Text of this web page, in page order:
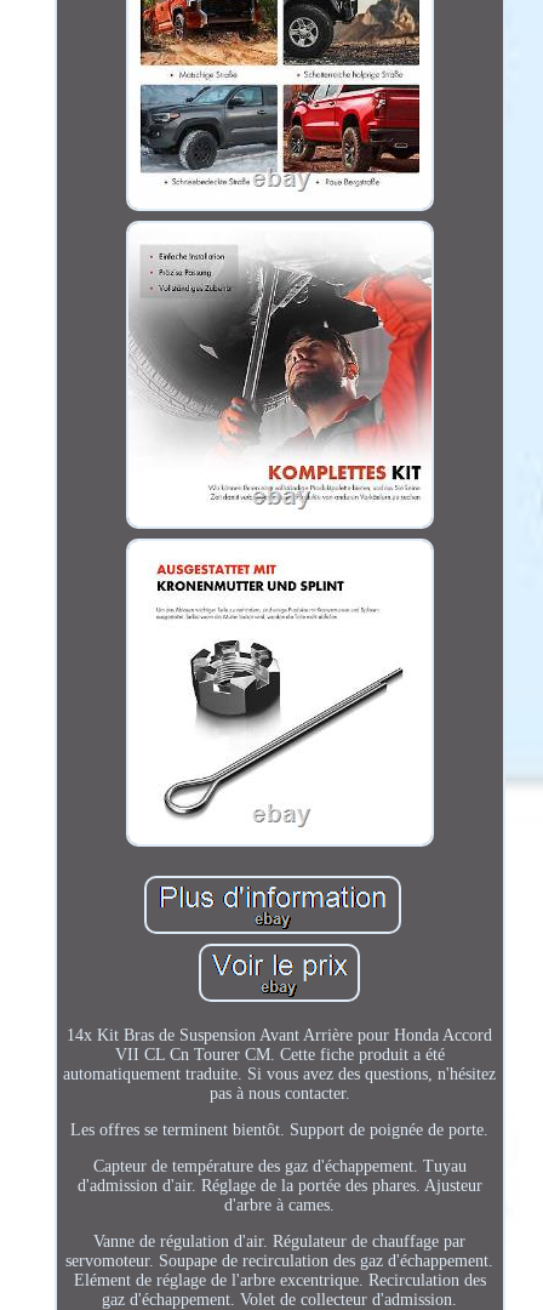
14x Kit Bras de Suspension Avant Arrière pour Honda Accord
VII CL Cn Tourer CM. Cette fiche produit a été
automatiquement traduite. Si vous avez des questions, n'hésitez
pas à nous contacter.
Les offres se terminent bientôt. Support de poignée de porte.
Capteur de température des gaz d'échappement. Tuyau
d'admission d'air. Réglage de la portée des phares. Ajusteur
d'arbre à cames.
Vanne de régulation d'air. Régulateur de chauffage par
servomoteur. Soupape de recirculation des gaz d'échappement.
Elément de réglage de l'arbre excentrique. Recirculation des
gaz d'échappement. Volet de collecteur d'admission.